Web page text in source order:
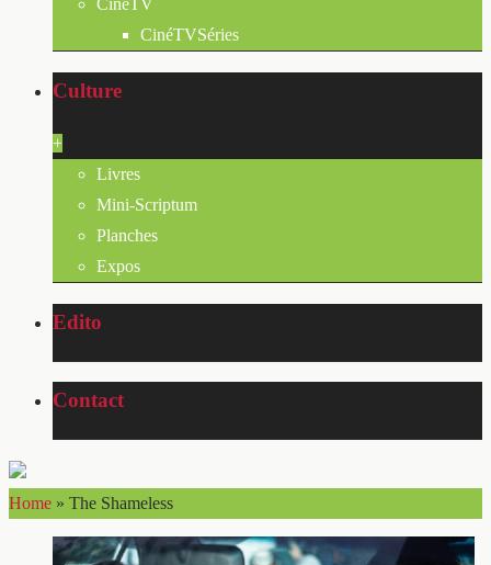
CinéTVSéries
Culture
+
Livres
Mini-Scriptum
Planches
Expos
Edito
Contact
Home » The Shameless